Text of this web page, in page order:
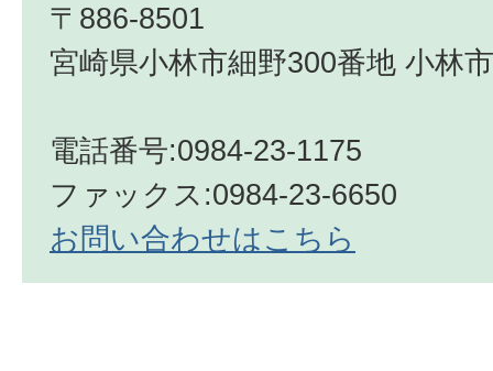
〒886-8501
宮崎県小林市細野300番地 小林
電話番号:0984-23-1175
ファックス:0984-23-6650
お問い合わせはこちら